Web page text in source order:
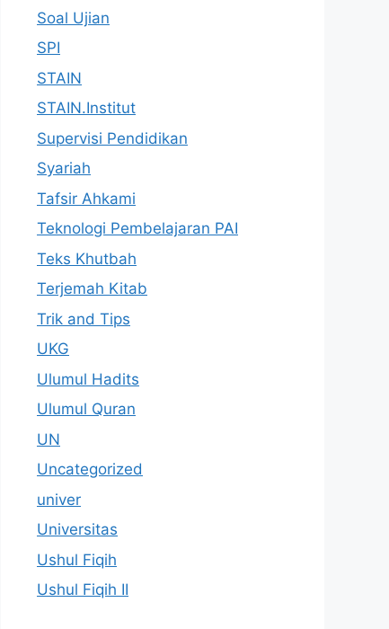
Soal Ujian
SPI
STAIN
STAIN.Institut
Supervisi Pendidikan
Syariah
Tafsir Ahkami
Teknologi Pembelajaran PAI
Teks Khutbah
Terjemah Kitab
Trik and Tips
UKG
Ulumul Hadits
Ulumul Quran
UN
Uncategorized
univer
Universitas
Ushul Fiqih
Ushul Fiqih II